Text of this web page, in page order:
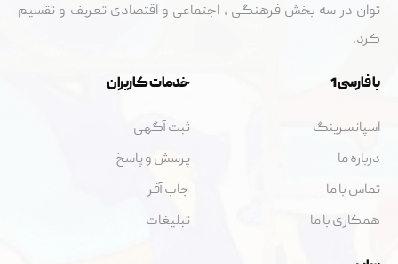
توان در سه بخش فرهنگی ، اجتماعی و اقتصادی تعریف و تقسيم
کرد.
با فارسی 1
اسپانسرینگ
درباره ما
تماس با ما
همکاری با ما
خدمات کاربران
ثبت آگهی
پرسش و پاسخ
جاب آفر
تبلیغات